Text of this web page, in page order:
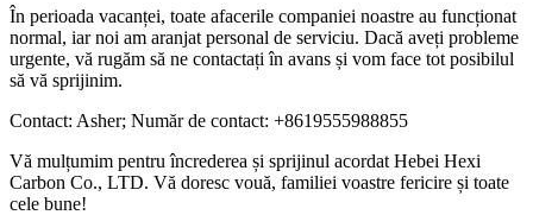
În perioada vacanței, toate afacerile companiei noastre au funcționat
normal, iar noi am aranjat personal de serviciu. Dacă aveți probleme
urgente, vă rugăm să ne contactați în avans și vom face tot posibilul
să vă sprijinim.
Contact: Asher; Număr de contact: +8619555988855
Vă mulțumim pentru încrederea și sprijinul acordat Hebei Hexi
Carbon Co., LTD. Vă doresc vouă, familiei voastre fericire și toate
cele bune!